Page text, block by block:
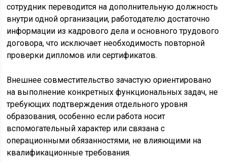
сотрудник переводится на дополнительную должность
внутри одной организации, работодателю достаточно
информации из кадрового дела и основного трудового
договора, что исключает необходимость повторной
проверки дипломов или сертификатов.
Внешнее совместительство зачастую ориентировано
на выполнение конкретных функциональных задач, не
требующих подтверждения отдельного уровня
образования, особенно если работа носит
вспомогательный характер или связана с
операционными обязанностями, не влияющими на
квалификационные требования.